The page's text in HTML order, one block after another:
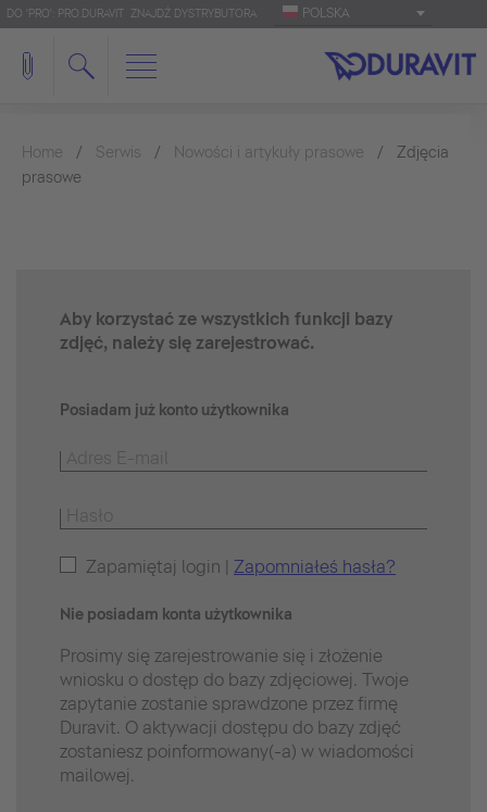
DO 'PRO': PRO.DURAVIT ZNAJDŹ DYSTRYBUTORA POLSKA
Home Serwis Nowości i artykuły prasowe
Zdjęcia
prasowe
Aby korzystać ze wszystkich funkcji bazy
zdjęć, należy się zarejestrować.
Posiadam już konto użytkownika
Zapamiętaj login | Zapomniałeś hasła?
Nie posiadam konta użytkownika
Prosimy się zarejestrowanie się i złożenie
wniosku o dostęp do bazy zdjęciowej. Twoje
zapytanie zostanie sprawdzone przez firmę
Duravit. O aktywacji dostępu do bazy zdjęć
zostaniesz poinformowany(-a) w wiadomości
mailowej.